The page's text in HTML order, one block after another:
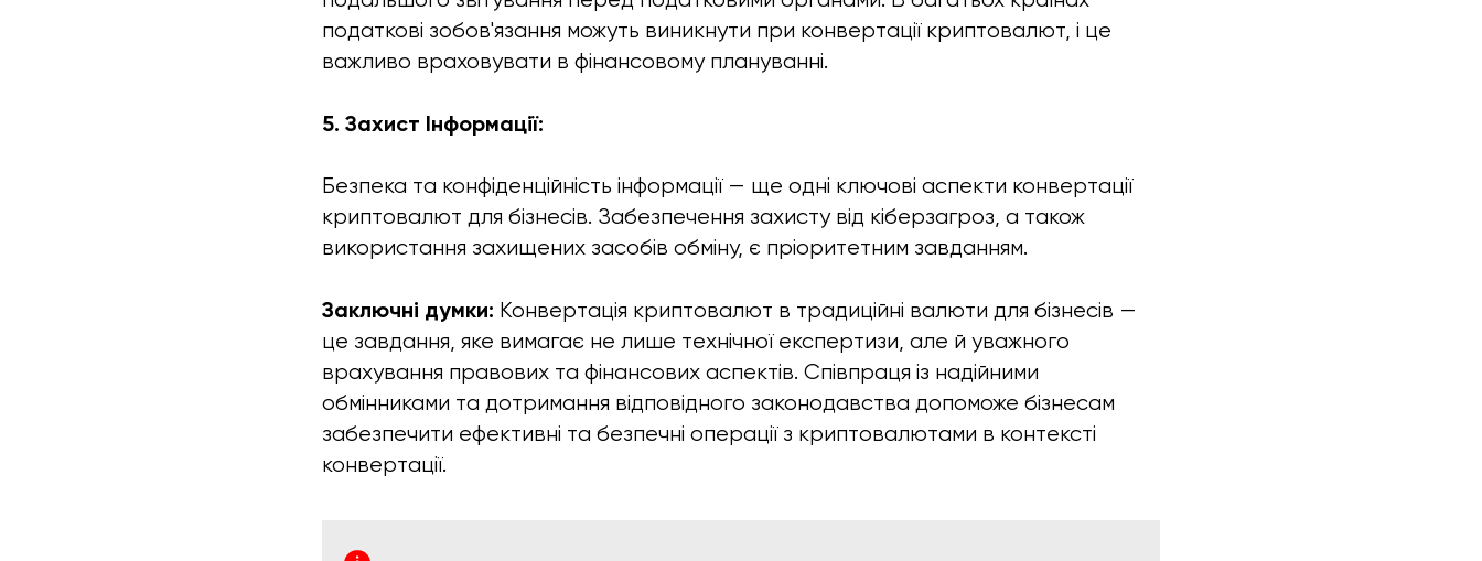
податкові зобов'язання можуть виникнути при конвертації криптовалют, і це
важливо враховувати в фінансовому плануванні.
5. Захист Інформації:
Безпека та конфіденційність інформації — ще одні ключові аспекти конвертації
криптовалют для бізнесів. Забезпечення захисту від кіберзагроз, а також
використання захищених засобів обміну, є пріоритетним завданням.
Заключні думки: Конвертація криптовалют в традиційні валюти для бізнесів —
це завдання, яке вимагає не лише технічної експертизи, але й уважного
врахування правових та фінансових аспектів. Співпраця із надійними
обмінниками та дотримання відповідного законодавства допоможе бізнесам
забезпечити ефективні та безпечні операції з криптовалютами в контексті
конвертації.